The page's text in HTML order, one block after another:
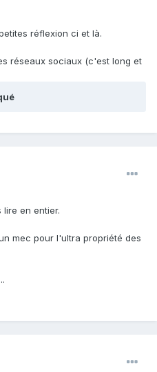
réflexion ci et là.
réseaux sociaux (c'est long et
lire en entier.
mec pour l'ultra propriété des